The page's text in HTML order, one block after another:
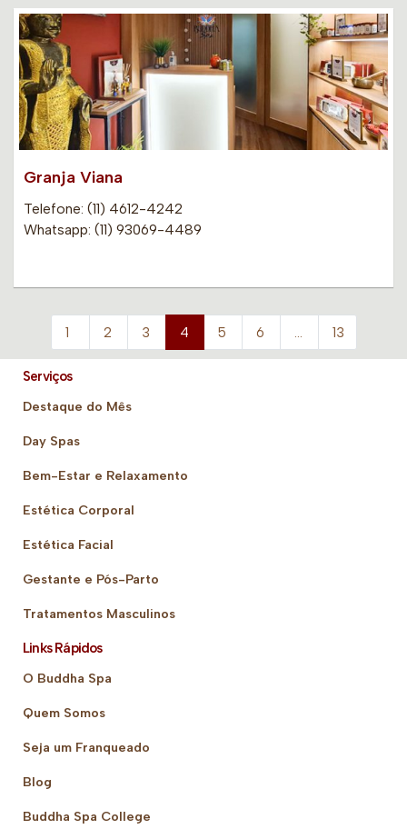
Granja Viana
Telefone: (11) 4612-4242
Whatsapp: (11) 93069-4489
1 2 3 4 5 6 … 13
Serviços
Destaque do Mês
Day Spas
Bem-Estar e Relaxamento
Estética Corporal
Estética Facial
Gestante e Pós-Parto
Tratamentos Masculinos
Links Rápidos
O Buddha Spa
Quem Somos
Seja um Franqueado
Blog
Buddha Spa College